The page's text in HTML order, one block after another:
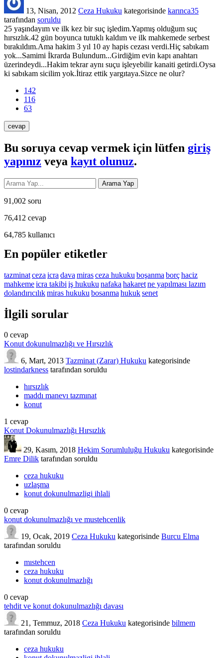
13, Nisan, 2012 Ceza Hukuku kategorisinde karınca35
tarafından soruldu
25 yaşındayım ve ilk kez bir suç işledim.Yapmış olduğum suç
hırsızlık.42 gün boyunca tutuklı kaldım ve ilk mahkemede serbest
bırakıldım.Ama hakim 3 yıl 10 ay hapis cezası verdi.Hiç sabıkam
yok...Samimi İkrarda Bulundum...Girdiğim evin kapı anahtarı
üzerindeydi...Hakim tekrar aynı suçu işleyebilir kanaiti getirdi.Oysa
ki sabıkam sicilim yok.İtiraz ettik yargıtaya.Sizce ne olur?
142
116
63
Bu soruya cevap vermek için lütfen giriş
yapınız veya kayıt olunuz.
91,002 soru
76,412 cevap
64,785 kullanıcı
En popüler etiketler
tazminatceza icra dava mirasceza hukuku boşanma borçhaciz
mahkemeicra takibi iş hukuku nafaka hakaretne yapılması lazım
dolandırıcılıkmiras hukuku bosanma hukuksenet
İlgili sorular
0 cevap
Konut dokunulmazlığı ve Hırsızlık
6, Mart, 2013 Tazminat (Zarar) Hukuku kategorisinde
lostindarkness tarafından soruldu
hırsızlık
maddı manevı tazmınat
konut
1 cevap
Konut Dokunulmazlığı Hırsızlık
29, Kasım, 2018 Hekim Sorumluluğu Hukuku kategorisinde
Emre Dilik tarafından soruldu
ceza hukuku
uzlaşma
konut dokunulmazligi ihlali
0 cevap
konut dokunulmazlığı ve mustehcenlik
19, Ocak, 2019 Ceza Hukuku kategorisinde Burcu Elma
tarafından soruldu
mıstehcen
ceza hukuku
konut dokunulmazlığı
0 cevap
tehdit ve konut dokunulmazlığı davası
21, Temmuz, 2018 Ceza Hukuku kategorisinde bilmem
tarafından soruldu
ceza hukuku